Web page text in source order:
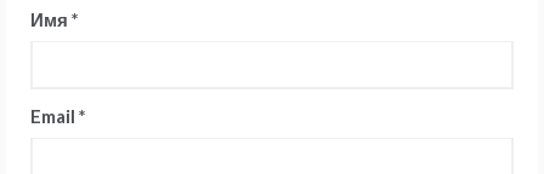
Имя *
Email *